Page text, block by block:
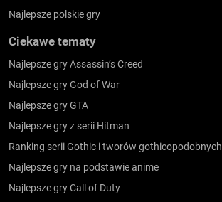
Najlepsze polskie gry
Ciekawe tematy
Najlepsze gry Assassin’s Creed
Najlepsze gry God of War
Najlepsze gry GTA
Najlepsze gry z serii Hitman
Ranking serii Gothic i tworów gothicopodobnych
Najlepsze gry na podstawie anime
Najlepsze gry Call of Duty